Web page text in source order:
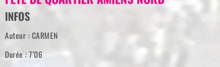
INFOS
Auteur : CARMEN
Durée : 7’06